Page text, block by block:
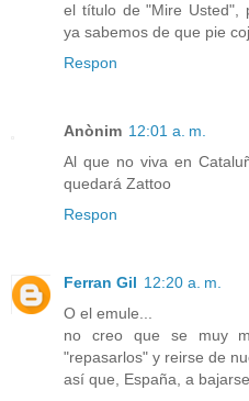
el título de "Mire Usted",
ya sabemos de que pie
Respon
Anònim 12:01 a. m.
Al que no viva en
quedará Zattoo
Respon
Ferran Gil 12:20 a. m.
O el emule...
no creo que se muy
"repasarlos" y reirse de
así que, España, a